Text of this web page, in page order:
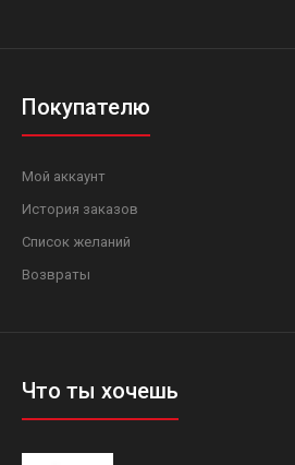
Покупателю
Мой аккаунт
История заказов
Список желаний
Возвраты
Что ты хочешь